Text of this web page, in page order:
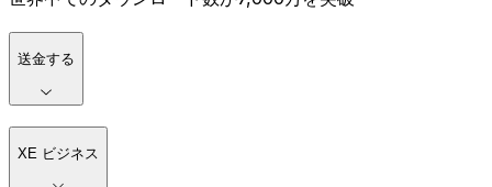
送金する
XE ビジネス